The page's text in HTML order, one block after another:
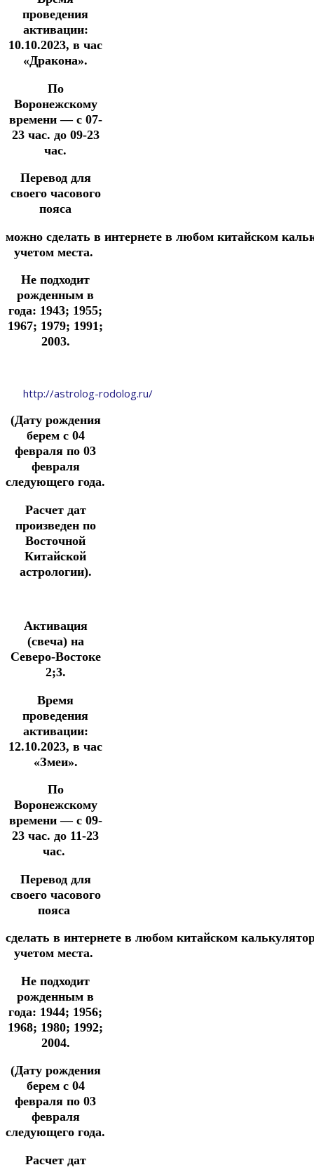
проведения
активации:
10.10.2023, в час
«Дракона».
По
Воронежскому
времени — с 07-
23 час. до 09-23
час.
Перевод для
своего часового
пояса
можно сделать в интернете в любом китайском
учетом места.
Не подходит
рожденным в
года: 1943; 1955;
1967; 1979; 1991;
2003.
http://astrolog-rodolog.ru/
(Дату рождения
берем с 04
февраля по 03
февраля
следующего года.
Расчет дат
произведен по
Восточной
Китайской
астрологии).
Активация
(свеча) на
Северо-Востоке
2;3.
Время
проведения
активации:
12.10.2023, в час
«Змеи».
По
Воронежскому
времени — с 09-
23 час. до 11-23
час.
Перевод для
своего часового
пояса
сделать в интернете в любом китайском
учетом места.
Не подходит
рожденным в
года: 1944; 1956;
1968; 1980; 1992;
2004.
(Дату рождения
берем с 04
февраля по 03
февраля
следующего года.
Расчет дат